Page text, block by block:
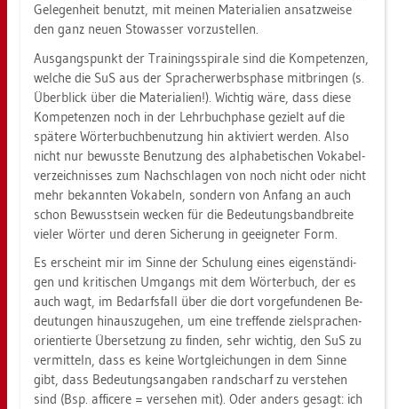
Ge­le­gen­heit be­nutzt, mit mei­nen Ma­te­ria­li­en an­satz­wei­se
den ganz neuen Sto­was­ser vor­zu­stel­len.
Aus­gangs­punkt der Trai­nings­spi­ra­le sind die Kom­pe­ten­zen,
wel­che die SuS aus der Sprach­er­werbs­pha­se mit­brin­gen (s.
Über­blick über die Ma­te­ria­li­en!). Wich­tig wäre, dass diese
Kom­pe­ten­zen noch in der Lehr­buch­pha­se ge­zielt auf die
spä­te­re Wör­ter­buch­be­nut­zung hin ak­ti­viert wer­den. Also
nicht nur be­wuss­te Be­nut­zung des al­pha­be­ti­schen Vo­ka­bel­
ver­zeich­nis­ses zum Nach­schla­gen von noch nicht oder nicht
mehr be­kann­ten Vo­ka­beln, son­dern von An­fang an auch
schon Be­wusst­sein we­cken für die Be­deu­tungs­band­brei­te
vie­ler Wör­ter und deren Si­che­rung in ge­eig­ne­ter Form.
Es er­scheint mir im Sinne der Schu­lung eines ei­gen­stän­di­
gen und kri­ti­schen Um­gangs mit dem Wör­ter­buch, der es
auch wagt, im Be­darfs­fall über die dort vor­ge­fun­de­nen Be­
deu­tun­gen hin­aus­zu­ge­hen, um eine tref­fen­de ziel­spra­chen­
ori­en­tier­te Über­set­zung zu fin­den, sehr wich­tig, den SuS zu
ver­mit­teln, dass es keine Wort­glei­chun­gen in dem Sinne
gibt, dass Be­deu­tungs­an­ga­ben rand­scharf zu ver­ste­hen
sind (Bsp. af­fi­ce­re = ver­se­hen mit). Oder an­ders ge­sagt: ich